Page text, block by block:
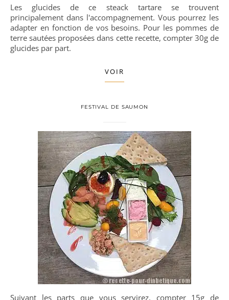
Les glucides de ce steack tartare se trouvent
principalement dans l'accompagnement. Vous pourrez les
adapter en fonction de vos besoins. Pour les pommes de
terre sautées proposées dans cette recette, compter 30g de
glucides par part.
VOIR
FESTIVAL DE SAUMON
Suivant les parts que vous servirez, compter 15g de